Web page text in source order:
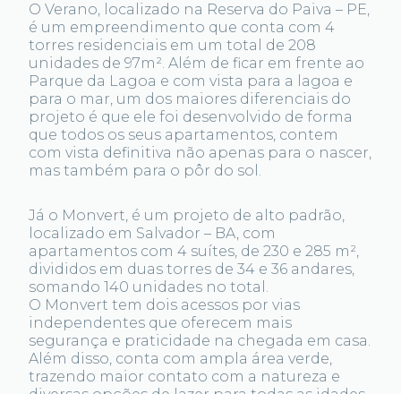
O Verano, localizado na Reserva do Paiva – PE,
é um empreendimento que conta com 4
torres residenciais em um total de 208
unidades de 97m². Além de ficar em frente ao
Parque da Lagoa e com vista para a lagoa e
para o mar, um dos maiores diferenciais do
projeto é que ele foi desenvolvido de forma
que todos os seus apartamentos, contem
com vista definitiva não apenas para o nascer,
mas também para o pôr do sol.
Já o Monvert, é um projeto de alto padrão,
localizado em Salvador – BA, com
apartamentos com 4 suítes, de 230 e 285 m²,
divididos em duas torres de 34 e 36 andares,
somando 140 unidades no total.
O Monvert tem dois acessos por vias
independentes que oferecem mais
segurança e praticidade na chegada em casa.
Além disso, conta com ampla área verde,
trazendo maior contato com a natureza e